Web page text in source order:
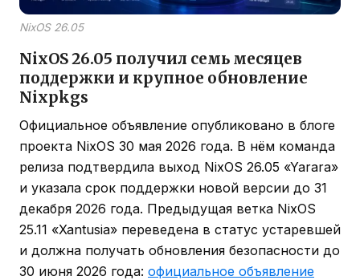
NixOS 26.05
NixOS 26.05 получил семь месяцев
поддержки и крупное обновление
Nixpkgs
Официальное объявление опубликовано в блоге
проекта NixOS 30 мая 2026 года. В нём команда
релиза подтвердила выход NixOS 26.05 «Yarara»
и указала срок поддержки новой версии до 31
декабря 2026 года. Предыдущая ветка NixOS
25.11 «Xantusia» переведена в статус устаревшей
и должна получать обновления безопасности до
30 июня 2026 года: официальное объявление